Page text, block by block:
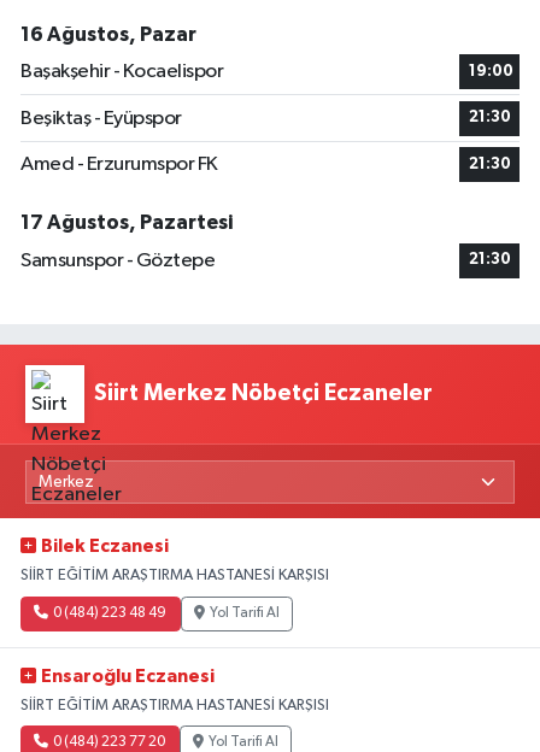
16 Ağustos, Pazar
Başakşehir - Kocaelispor
19:00
Beşiktaş - Eyüpspor 21:30
Amed - Erzurumspor FK 21:30
17 Ağustos, Pazartesi
Samsunspor - Göztepe
21:30
Siirt Merkez Nöbetçi Eczaneler
Bilek Eczanesi
SİİRT EĞİTİM ARAŞTIRMA HASTANESİ KARŞISI
0 (484) 223 48 49 Yol Tarifi Al
Ensaroğlu Eczanesi
SİİRT EĞİTİM ARAŞTIRMA HASTANESİ KARŞISI
0 (484) 223 77 20 Yol Tarifi Al